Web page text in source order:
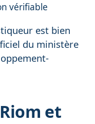
vérifiable
est bien
du ministère
et